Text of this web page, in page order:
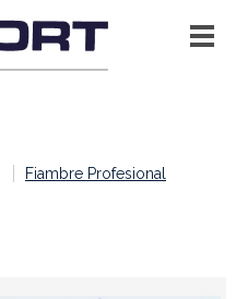
Fiambre Profesional